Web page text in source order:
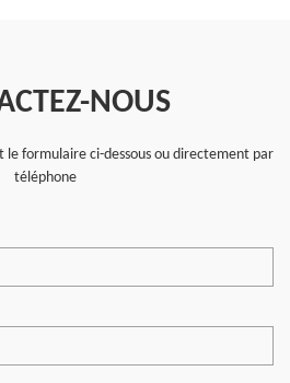
NOUS
le formulaire ci-dessous ou directement par
téléphone